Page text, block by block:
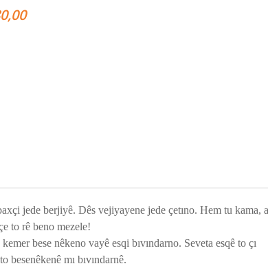
jede berjiyê. Dês vejiyayene jede çetıno. Hem tu kama,
to rê beno mezele!
bese nêkeno vayê esqi bıvındarno. Seveta esqê to çı
mı bıvındarnê.